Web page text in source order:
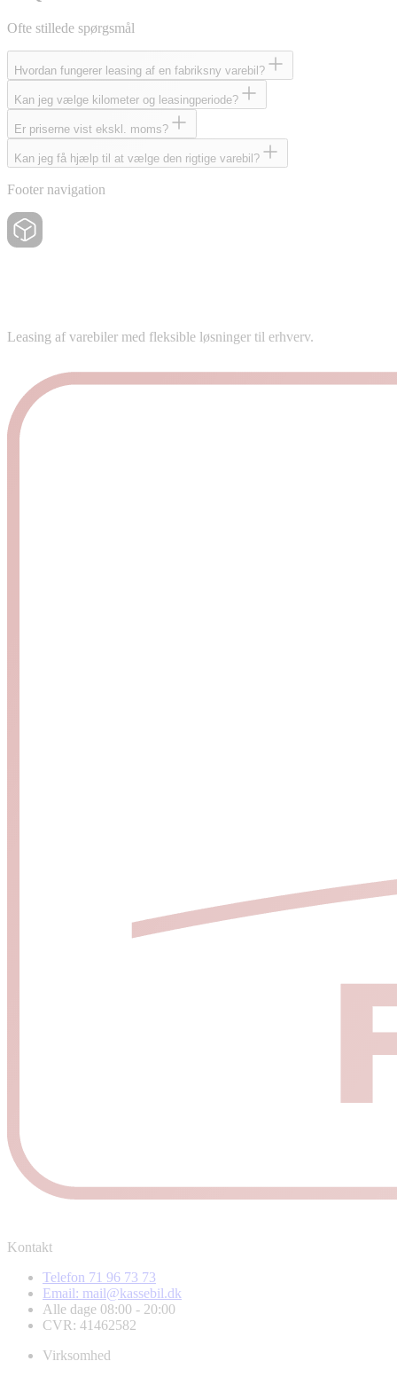
Ofte stillede spørgsmål
Hvordan fungerer leasing af en fabriksny varebil?
Kan jeg vælge kilometer og leasingperiode?
Er priserne vist ekskl. moms?
Kan jeg få hjælp til at vælge den rigtige varebil?
Footer navigation
Leasing af varebiler med fleksible løsninger til erhverv.
Kontakt
Telefon 71 96 73 73
Email: mail@kassebil.dk
Alle dage 08:00 - 20:00
CVR: 41462582
Virksomhed